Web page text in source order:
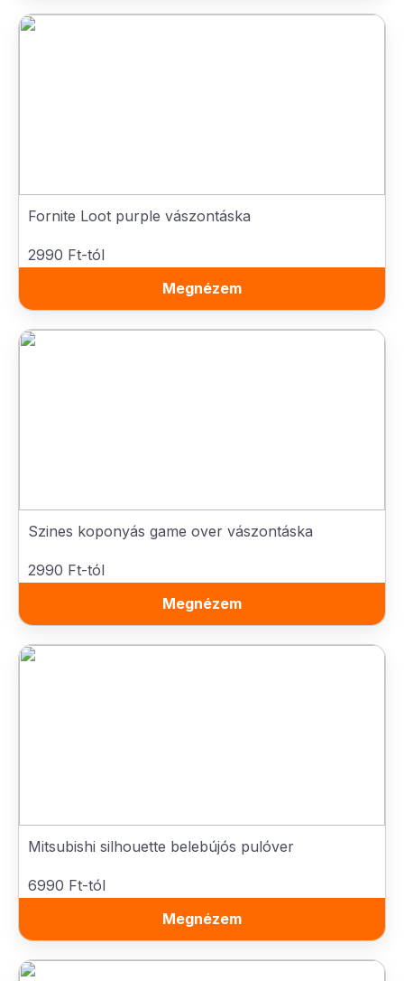
Fornite Loot purple vászontáska
2990 Ft-tól
Megnézem
Szines koponyás game over vászontáska
2990 Ft-tól
Megnézem
Mitsubishi silhouette belebújós pulóver
6990 Ft-tól
Megnézem